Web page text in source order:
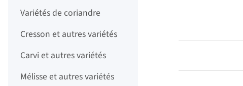
Variétés de coriandre
Cresson et autres variétés
Carvi et autres variétés
Mélisse et autres variétés